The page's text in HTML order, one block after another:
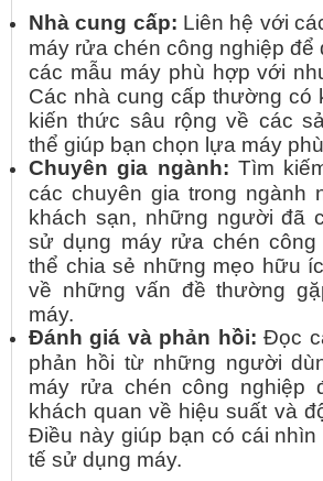
Nhà cung cấp: Liên hệ với
máy rửa chén công nghiệp
các mẫu máy phù hợp với
Các nhà cung cấp thường có
kiến thức sâu rộng về các
thể giúp bạn chọn lựa máy
Chuyên gia ngành: Tìm
các chuyên gia trong ngành
khách sạn, những người đã
sử dụng máy rửa chén công
thể chia sẻ những mẹo hữu
về những vấn đề thường
máy.
Đánh giá và phản hồi: Đọc
phản hồi từ những người
máy rửa chén công nghiệp
khách quan về hiệu suất và
Điều này giúp bạn có cái
tế sử dụng máy.